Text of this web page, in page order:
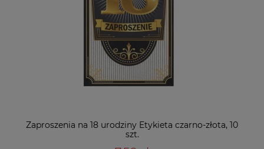
Zaproszenia na 18 urodziny Etykieta czarno-złota, 10
szt.